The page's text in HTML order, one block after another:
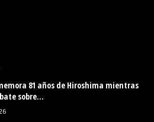
81 años de Hiroshima mientras
sobre...